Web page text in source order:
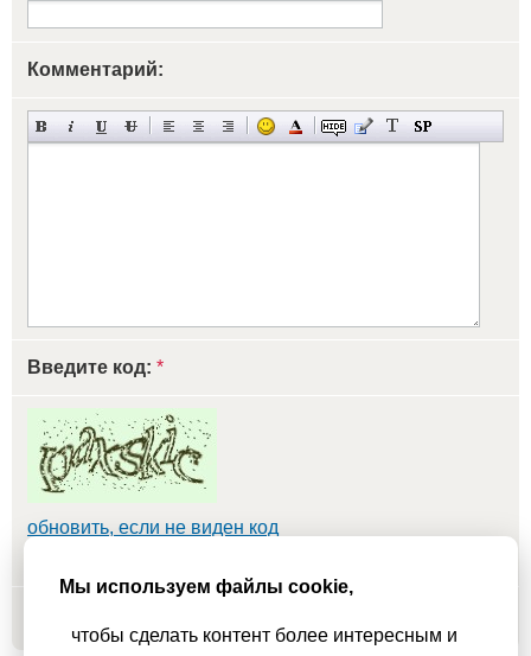
Комментарий:
Введите код: *
обновить, если не виден код
Мы используем файлы cookie,
чтобы сделать контент более интересным и